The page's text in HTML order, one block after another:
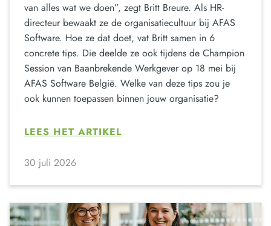
van alles wat we doen”, zegt Britt Breure. Als HR-
directeur bewaakt ze de organisatiecultuur bij AFAS
Software. Hoe ze dat doet, vat Britt samen in 6
concrete tips. Die deelde ze ook tijdens de Champion
Session van Baanbrekende Werkgever op 18 mei bij
AFAS Software België. Welke van deze tips zou je
ook kunnen toepassen binnen jouw organisatie?
LEES HET ARTIKEL
30 juli 2026